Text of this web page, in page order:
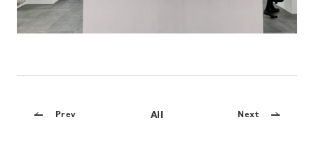
Prev All Next